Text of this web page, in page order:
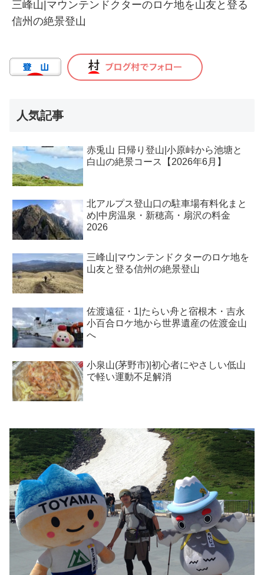
三峰山|マウンテンドクターのロケ地を山友と登る
信州の絶景登山
人気記事
赤兎山 日帰り登山|小原峠から池塘と
白山の絶景コース【2026年6月】
北アルプス登山口の駐車場有料化まと
め|中房温泉・新穂高・扇沢の料金
2026
三峰山|マウンテンドクターのロケ地を
山友と登る信州の絶景登山
佐渡遠征・1|たらい舟と宿根木・吉永
小百合ロケ地から世界遺産の佐渡金山
へ
小泉山(茅野市)|初心者にやさしい低山
で軽い運動不足解消